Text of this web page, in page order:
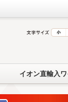
イオン直輸入